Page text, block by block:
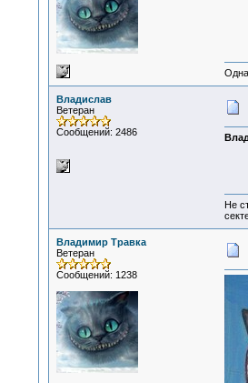
Владислав
Ветеран
Сообщений: 2486
Не
Владимир Травка
Ветеран
Сообщений: 1238